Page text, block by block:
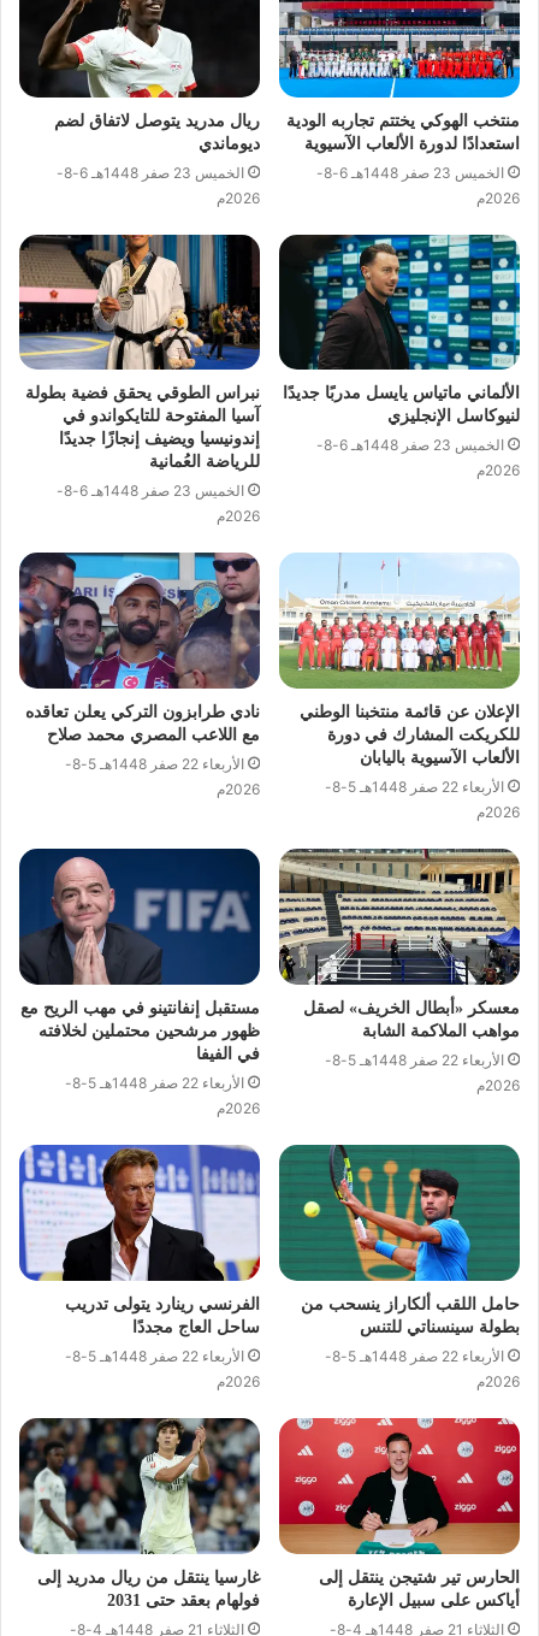
منتخب الهوكي يختتم تجاربه الودية
استعدادًا لدورة الألعاب الآسيوية
الخميس 23 صفر 1448هـ 6-8-
2026م
ريال مدريد يتوصل لاتفاق لضم
ديوماندي
الخميس 23 صفر 1448هـ 6-8-
2026م
الألماني ماتياس يايسل مدربًا جديدًا
لنيوكاسل الإنجليزي
الخميس 23 صفر 1448هـ 6-8-
2026م
نبراس الطوقي يحقق فضية بطولة
آسيا المفتوحة للتايكواندو في
إندونيسيا ويضيف إنجازًا جديدًا
للرياضة العُمانية
الخميس 23 صفر 1448هـ 6-8-
2026م
الإعلان عن قائمة منتخبنا الوطني
للكريكت المشارك في دورة
الألعاب الآسيوية باليابان
الأربعاء 22 صفر 1448هـ 5-8-
2026م
نادي طرابزون التركي يعلن تعاقده
مع اللاعب المصري محمد صلاح
الأربعاء 22 صفر 1448هـ 5-8-
2026م
معسكر «أبطال الخريف» لصقل
مواهب الملاكمة الشابة
الأربعاء 22 صفر 1448هـ 5-8-
2026م
مستقبل إنفانتينو في مهب الريح مع
ظهور مرشحين محتملين لخلافته
في الفيفا
الأربعاء 22 صفر 1448هـ 5-8-
2026م
حامل اللقب ألكاراز ينسحب من
بطولة سينسناتي للتنس
الأربعاء 22 صفر 1448هـ 5-8-
2026م
الفرنسي رينارد يتولى تدريب
ساحل العاج مجددًا
الأربعاء 22 صفر 1448هـ 5-8-
2026م
الحارس تير شتيجن ينتقل إلى
أياكس على سبيل الإعارة
الثلاثاء 21 صفر 1448هـ 4-8-
غارسيا ينتقل من ريال مدريد إلى
فولهام بعقد حتى 2031
الثلاثاء 21 صفر 1448هـ 4-8-